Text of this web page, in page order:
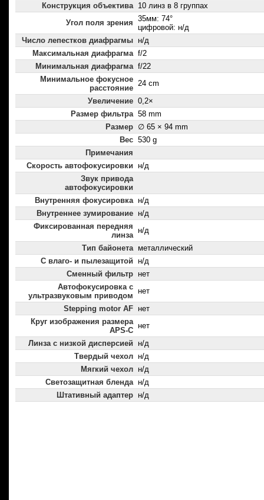
Конструкция объектива 10 линз в 8 группах
Угол поля зрения 35мм: 74°
цифровой: н/д
Число лепестков диафрагмы н/д
Максимальная диафрагма f/2
Минимальная диафрагма f/22
Минимальное фокусное
расстояние
24 cm
Увеличение 0,2×
Размер фильтра 58 mm
Размер ∅ 65 × 94 mm
Вес 530 g
Примечания
Скорость автофокусировки н/д
Звук привода
автофокусировки
Внутренняя фокусировка н/д
Внутреннее зумирование н/д
Фиксированная передняя
линза
н/д
Тип байонета металлический
С влаго- и пылезащитой н/д
Сменный фильтр нет
Автофокусировка с
ультразвуковым приводом
нет
Stepping motor AF нет
Круг изображения размера
APS-C
нет
Линза с низкой дисперсией
н/д
Твердый чехол н/д
Мягкий чехол н/д
Светозащитная бленда н/д
Штативный адаптер н/д